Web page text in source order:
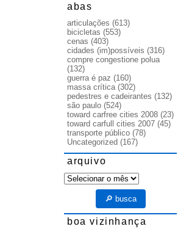
abas
articulações (613)
bicicletas (553)
cenas (403)
cidades (im)possíveis (316)
compre congestione polua
(132)
guerra é paz (160)
massa crítica(302)
pedestres e cadeirantes (132)
são paulo (524)
toward carfree cities 2008 (23)
toward carfull cities 2007 (45)
transporte público (78)
Uncategorized (167)
arquivo
arquivo
🔎 busca
boa vizinhança